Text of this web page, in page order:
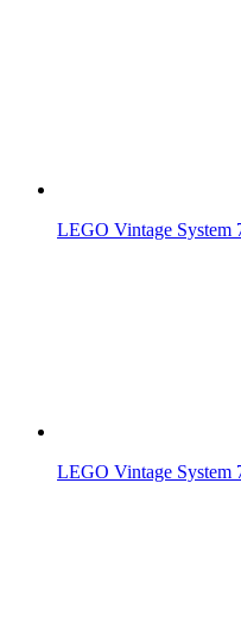
LEGO Vintage System
LEGO Vintage System